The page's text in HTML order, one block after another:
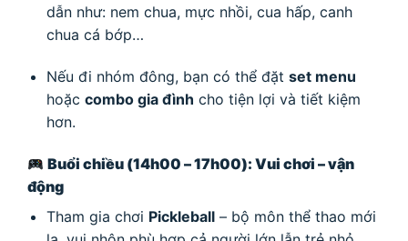
dẫn như: nem chua, mực nhồi, cua hấp, canh
chua cá bớp…
Nếu đi nhóm đông, bạn có thể đặt set menu
hoặc combo gia đình cho tiện lợi và tiết kiệm
hơn.
Buổi chiều (14h00 – 17h00): Vui chơi – vận
động
Tham gia chơi Pickleball– bộ môn thể thao mới